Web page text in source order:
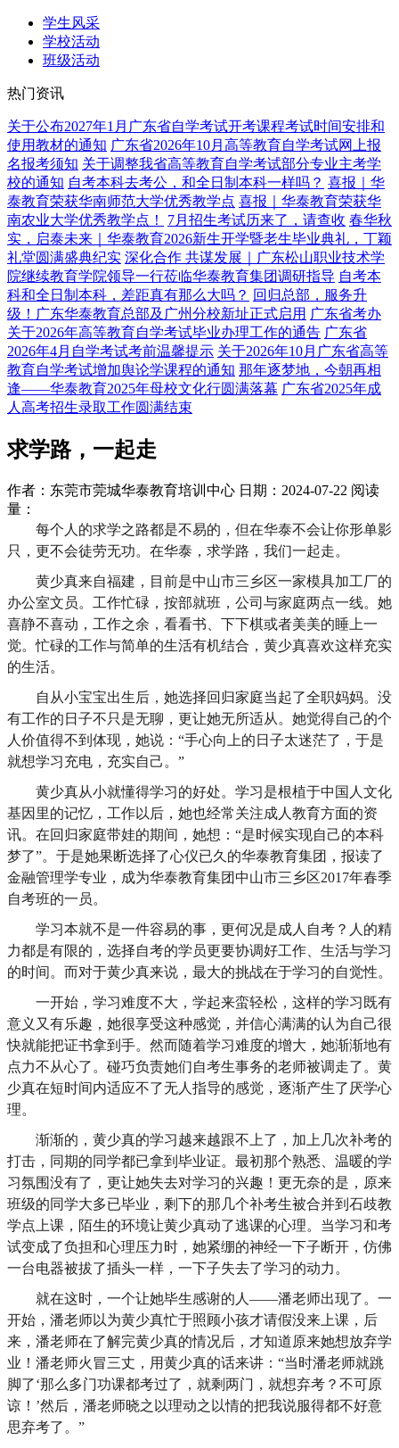
学生风采
学校活动
班级活动
热门资讯
关于公布2027年1月广东省自学考试开考课程考试时间安排和
使用教材的通知 广东省2026年10月高等教育自学考试网上报
名报考须知 关于调整我省高等教育自学考试部分专业主考学
校的通知 自考本科去考公，和全日制本科一样吗？ 喜报｜华
泰教育荣获华南师范大学优秀教学点 喜报｜华泰教育荣获华
南农业大学优秀教学点！
7月招生考试历来了，请查收 春华秋
实，启泰未来｜华泰教育2026新生开学暨老生毕业典礼，丁颖
礼堂圆满盛典纪实 深化合作 共谋发展｜广东松山职业技术学
院继续教育学院领导一行莅临华泰教育集团调研指导 自考本
科和全日制本科，差距真有那么大吗？ 回归总部，服务升
级！广东华泰教育总部及广州分校新址正式启用 广东省考办
关于2026年高等教育自学考试毕业办理工作的通告 广东省
2026年4月自学考试考前温馨提示 关于2026年10月广东省高等
教育自学考试增加舆论学课程的通知 那年逐梦地，今朝再相
逢——华泰教育2025年母校文化行圆满落幕 广东省2025年成
人高考招生录取工作圆满结束
求学路，一起走
作者：东莞市莞城华泰教育培训中心 日期：2024-07-22 阅读
量：
每个人的求学之路都是不易的， 但在华泰不会让你形单影
只，更不会徒劳无功。在华泰，求学路，我们一起走。
黄少真来自福建，目前是中山市三乡区一家模具加工厂的
办公室文员。工作忙碌，按部就班，公司与家庭两点一线。 她
喜静不喜动，工作之余，看看书、下下棋或者美美的睡上一
觉。忙碌的工作与简单的生活有机结合， 黄少真喜欢这样充实
的生活。
自从小宝宝出生后，她选择回归家庭当起了全职妈妈。没
有工作的日子不只是无聊，更让她无所适从。她觉得自己的个
人价值得不到体现，她说： “手心向上的日子太迷茫了，于是
就想学习充电，充实自己。”
黄少真从小就懂得学习的好处。学习是根植于中国人文化
基因里的记忆，工作以后，她也经常关注成人教育方面的资
讯。在回归家庭带娃的期间， 她想： “是时候实现自己的本科
梦了”。于是她果断选择了心仪已久的华泰教育集团，报读了
金融管理学专业，成为华泰教育集团中山市三乡区2017年春季
自考班的一员。
学习本就不是一件容易的事，更何况是成人自考？人的精
力都是有限的，选择自考的学员更要协调好工作、生活与学习
的时间。而对于黄少真来说，最大的挑战在于学习的自觉性。
一开始，学习难度不大，学起来蛮轻松，这样的学习既有
意义又有乐趣，她很享受这种感觉， 并信心满满的认为自己很
快就能把证书拿到手。然而随着学习难度的增大，她渐渐地有
点力不从心了。碰巧负责她们自考生事务的老师被调走了。黄
少真在短时间内适应不了无人指导的感觉，逐渐产生了厌学心
理。
渐渐的，黄少真的学习越来越跟不上了，加上几次补考的
打击，同期的同学都已拿到毕业证。最初那个熟悉、温暖的学
习氛围没有了，更让她失去对学习的兴趣！更无奈的是，原来
班级的同学大多已毕业，剩下的那几个补考生被合并到 石歧教
学点上课，陌生的环境让黄少真动了逃课的心理。当学习和考
试变成了负担和心理压力时，她紧绷的神经一下子断开，仿佛
一台电器被拔了插头一样，一下子失去了学习的动力。
就在这时，一个让她毕生感谢的人 ——潘老师出现了。一
开始，潘老师以为黄少真忙于照顾小孩才请假没来上课，后
来，潘老师在了解完黄少真的情况后，才知道原来她想放弃学
业！潘老师火冒三丈，用黄少真的话来讲：“当时潘老师就跳
脚了‘那么多门功课都考过了，就剩两门，就想弃考？不可原
谅！’然后，潘老师晓之以理动之以情的把我说服得都不好意
思弃考了。”